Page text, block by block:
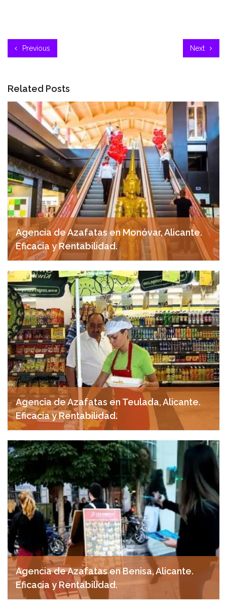
Previous Next
Related Posts
Agencia de Azafatas en Monóvar, Alicante.
Eficacia y Rentabilidad.
noviembre 7, 2024
Agencia de Azafatas en Teulada, Alicante.
Eficacia y Rentabilidad.
noviembre 7, 2024
Agencia de Azafatas en Benisa, Alicante.
Eficacia y Rentabilidad.